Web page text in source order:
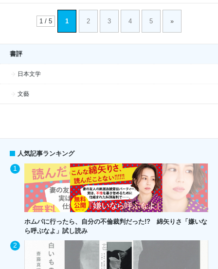
1 / 5 1 2 3 4 5 »
書評
日本文学
文藝
人気記事ランキング
ホムパに行ったら、自分の不倫裁判だった!? 綿矢りさ「嫌いな
ら呼ぶなよ」試し読み